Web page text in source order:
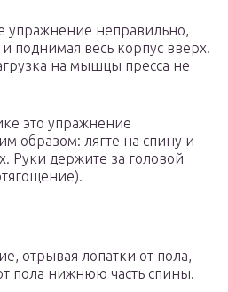
упражнение неправильно,
поднимая весь корпус вверх.
на мышцы пресса не
это упражнение
образом: лягте на спину и
Руки держите за головой
отрывая лопатки от пола,
пола нижнюю часть спины.